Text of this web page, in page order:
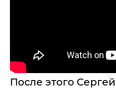
После этого